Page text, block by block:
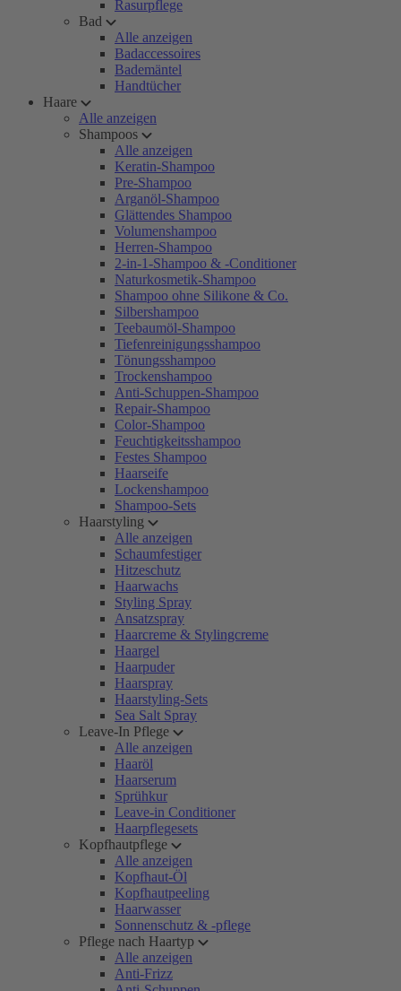
Rasurpflege
Bad
Alle anzeigen
Badaccessoires
Bademäntel
Handtücher
Haare
Alle anzeigen
Shampoos
Alle anzeigen
Keratin-Shampoo
Pre-Shampoo
Arganöl-Shampoo
Glättendes Shampoo
Volumenshampoo
Herren-Shampoo
2-in-1-Shampoo & -Conditioner
Naturkosmetik-Shampoo
Shampoo ohne Silikone & Co.
Silbershampoo
Teebaumöl-Shampoo
Tiefenreinigungsshampoo
Tönungsshampoo
Trockenshampoo
Anti-Schuppen-Shampoo
Repair-Shampoo
Color-Shampoo
Feuchtigkeitsshampoo
Festes Shampoo
Haarseife
Lockenshampoo
Shampoo-Sets
Haarstyling
Alle anzeigen
Schaumfestiger
Hitzeschutz
Haarwachs
Styling Spray
Ansatzspray
Haarcreme & Stylingcreme
Haargel
Haarpuder
Haarspray
Haarstyling-Sets
Sea Salt Spray
Leave-In Pflege
Alle anzeigen
Haaröl
Haarserum
Sprühkur
Leave-in Conditioner
Haarpflegesets
Kopfhautpflege
Alle anzeigen
Kopfhaut-Öl
Kopfhautpeeling
Haarwasser
Sonnenschutz & -pflege
Pflege nach Haartyp
Alle anzeigen
Anti-Frizz